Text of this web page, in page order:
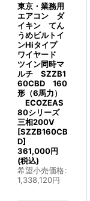
東京・業務用
エアコン ダ
イキン てん
うめビルトイ
ンHiタイプ
ワイヤード
ツイン同時マ
ルチ SZZB1
60CBD 160
形（6馬力）
ECOZEAS
80シリーズ
三相200V
[SZZB160CB
D]
361,000円
(税込)
希望小売価格:
1,338,120円